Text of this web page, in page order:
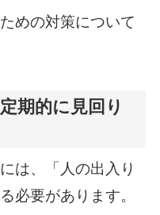
めの対策について
期的に見回り
は、「人の出入り
必要があります。